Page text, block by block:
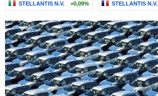
STELLANTIS N.V. +0,09% STELLANTIS N.V.